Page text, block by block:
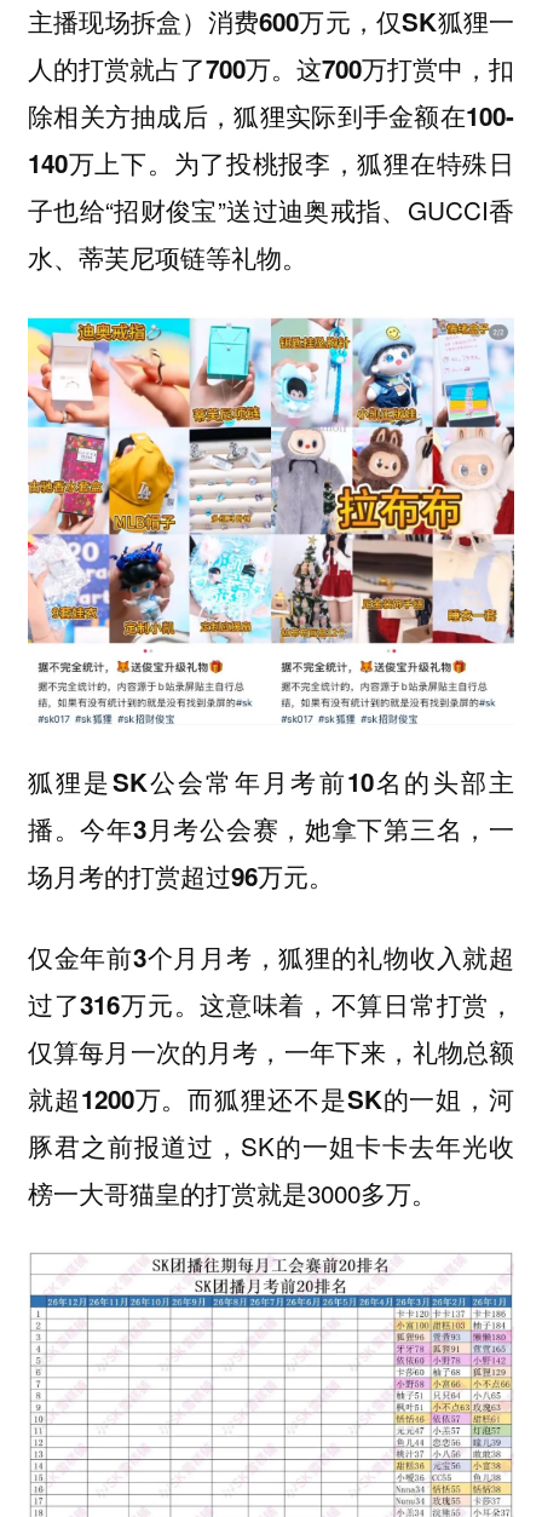
主播现场拆盒）消费600万元，仅SK狐狸一
人的打赏就占了700万。这700万打赏中，扣
除相关方抽成后，狐狸实际到手金额在100-
140万上下。为了投桃报李，狐狸在特殊日
子也给“招财俊宝”送过迪奥戒指、GUCCI香
水、蒂芙尼项链等礼物。
狐狸是SK公会常年月考前10名的头部主
播。今年3月考公会赛，她拿下第三名，一
场月考的打赏超过96万元。
仅金年前3个月月考，狐狸的礼物收入就超
过了316万元。这意味着，不算日常打赏，
仅算每月一次的月考，一年下来，礼物总额
就超1200万。而狐狸还不是SK的一姐，河
豚君之前报道过， SK的一姐卡卡去年光收
榜一大哥猫皇的打赏就是3000多万。